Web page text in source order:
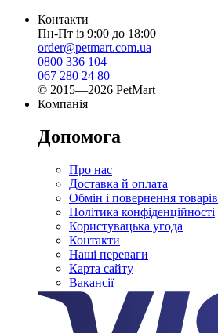
Контакти
Пн-Пт із 9:00 до 18:00
order@petmart.com.ua
0800 336 104
067 280 24 80
© 2015—2026 PetMart
Компанія
Допомога
Про нас
Доставка й оплата
Обмін і повернення товарів
Політика конфіденційності
Користувацька угода
Контакти
Наші переваги
Карта сайту
Вакансії